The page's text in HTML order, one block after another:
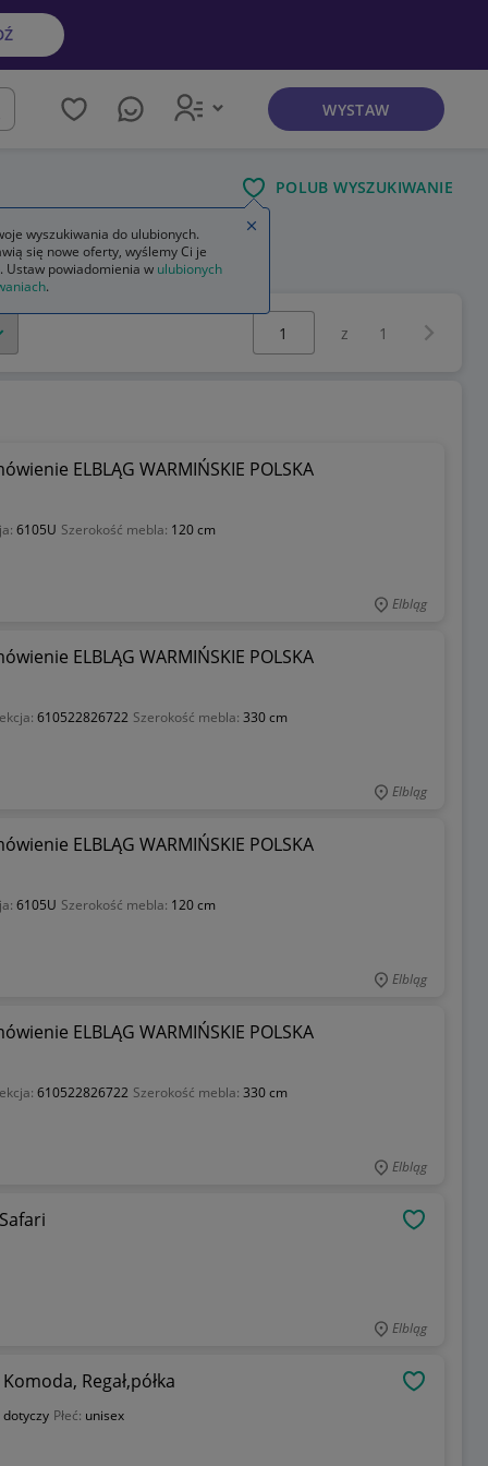
WYSTAW
POLUB WYSZUKIWANIE
Wybierz stronę:
z 1
ELBLĄG WARMIŃSKIE POLSKA
6105U Szerokość mebla: 120 cm
Elbląg
ELBLĄG WARMIŃSKIE POLSKA
610522826722 Szerokość mebla: 330 cm
Elbląg
ELBLĄG WARMIŃSKIE POLSKA
6105U Szerokość mebla: 120 cm
Elbląg
ELBLĄG WARMIŃSKIE POLSKA
610522826722 Szerokość mebla: 330 cm
Elbląg
Elbląg
Regał,półka
dotyczy Płeć: unisex
wyszukiwania do ulubionych.
się nowe oferty, wyślemy Ci je
Ustaw powiadomienia w ulubionych
.
Zamknij wskazówkę